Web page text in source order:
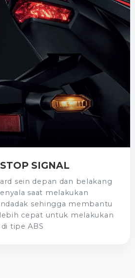
SIGNAL
sein depan dan belakang
saat melakukan
sehingga membantu
cepat untuk melakukan
tipe ABS